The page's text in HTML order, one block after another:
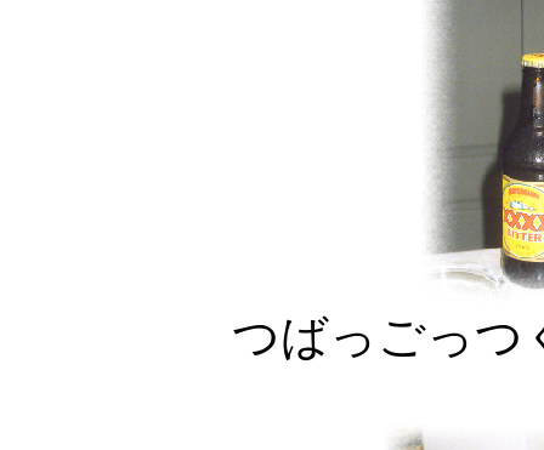
つばっごっつ